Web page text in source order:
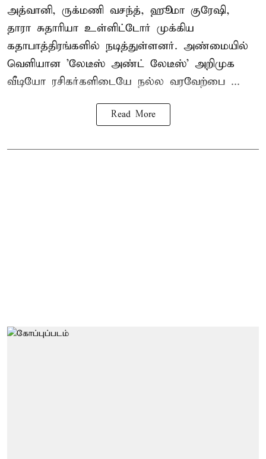
அத்வானி, ருக்மணி வசந்த், ஹூமா குரேஷி,
தாரா சுதாரியா உள்ளிட்டோர் முக்கிய
கதாபாத்திரங்களில் நடித்துள்ளனர். அண்மையில்
வெளியான 'லேடீஸ் அண்ட் லேடீஸ்' அறிமுக
வீடியோ ரசிகர்களிடையே நல்ல வரவேற்பை ...
Read More